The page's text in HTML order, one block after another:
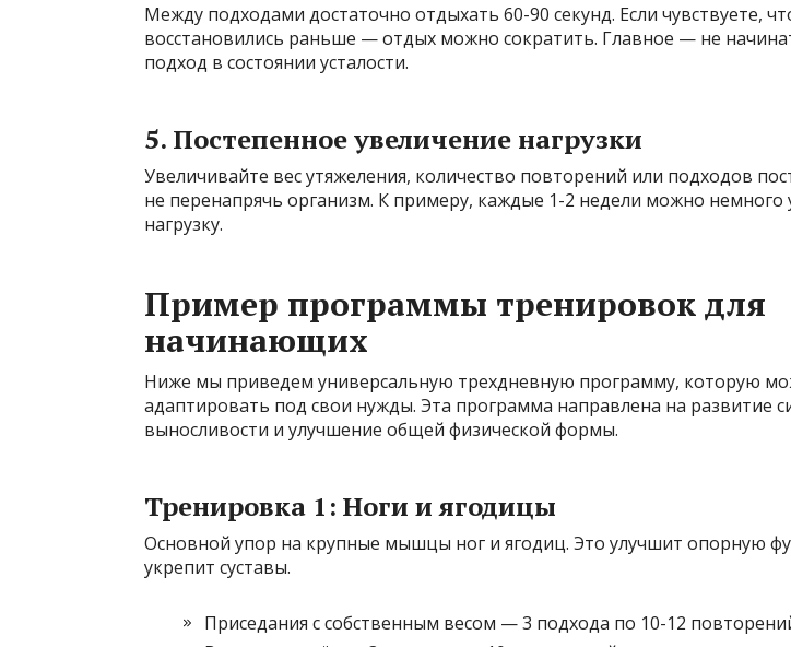
Между подходами достаточно отдыхать 60-90 секунд. Если чувствуете,
восстановились раньше — отдых можно сократить. Главное — не
подход в состоянии усталости.
5. Постепенное увеличение нагрузки
Увеличивайте вес утяжеления, количество повторений или подходов
не перенапрячь организм. К примеру, каждые 1-2 недели можно немного
нагрузку.
Пример программы тренировок для
начинающих
Ниже мы приведем универсальную трехдневную программу, которую
адаптировать под свои нужды. Эта программа направлена на развитие
выносливости и улучшение общей физической формы.
Тренировка 1: Ноги и ягодицы
Основной упор на крупные мышцы ног и ягодиц. Это улучшит опорную
укрепит суставы.
Приседания с собственным весом — 3 подхода по 10-12